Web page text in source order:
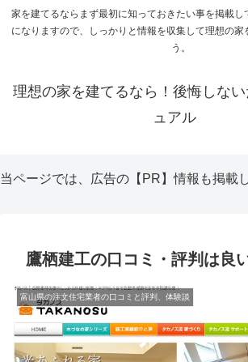
家を建てるならまず最初に知っておきたい事を掲載し
になりますので、しっかりと情報を収集して理想の家
う。
理想の家を建てるなら！後悔しな
ュアル
当ページでは、広告の【PR】情報も掲載
鷹栖建工の口コミ・評判は良
富山県の注文住宅業者の口コミと評判、体験談